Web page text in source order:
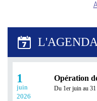
Révisez tout l'été
Profitez des vacances
connaissances ou
Ligne...
1
juin
2026
Opération
Du 1er juin au